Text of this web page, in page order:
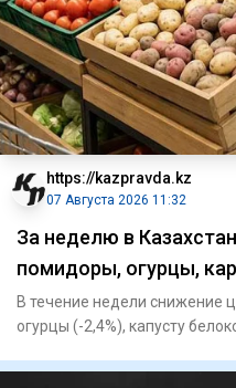
https://kazpravda.kz
07 Августа 2026 11:32
За неделю в
помидоры, огурцы,
В течение недели снижение
огурцы (-2,4%), капусту